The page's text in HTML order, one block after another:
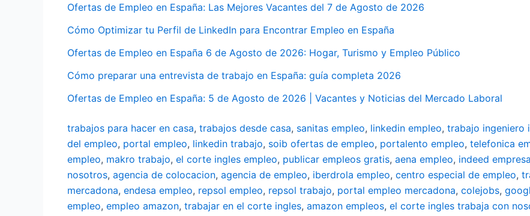
Ofertas de Empleo en España: Las Mejores Vacantes del 7 de Agosto de 2026
Cómo Optimizar tu Perfil de LinkedIn para Encontrar Empleo en España
Ofertas de Empleo en España 6 de Agosto de 2026: Hogar, Turismo y Empleo Público
Cómo preparar una entrevista de trabajo en España: guía completa 2026
Ofertas de Empleo en España: 5 de Agosto de 2026 | Vacantes y Noticias del Mercado Laboral
trabajos para hacer en casa, trabajos desde casa, sanitas empleo, linkedin empleo, trabajo ingeniero
del empleo, portal empleo, linkedin trabajo, soib ofertas de empleo, portalento empleo, telefonica
empleo, makro trabajo, el corte ingles empleo, publicar empleos gratis, aena empleo, indeed
nosotros, agencia de colocacion, agencia de empleo, iberdrola empleo, centro especial de empleo,
mercadona, endesa empleo, repsol empleo, repsol trabajo, portal empleo mercadona, colejobs,
empleo, empleo amazon, trabajar en el corte ingles, amazon empleos, el corte ingles trabaja con